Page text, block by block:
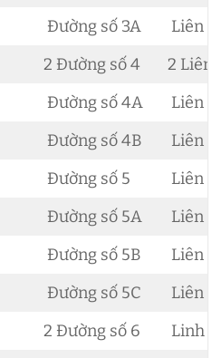
Đường số 3A
Liên
2 Đường số 4
2 Liên
Đường số 4A
Liên
Đường số 4B
Liên
Đường số 5
Liên
Đường số 5A
Liên
Đường số 5B
Liên
Đường số 5C
Liên
2 Đường số 6
Linh